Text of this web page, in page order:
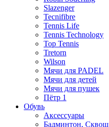
Slazenger
Tecnifibre
Tennis Life
Tennis Technology
Top Tennis
Tretorn
Wilson
Мячи для PADEL
Мячи для детей
Мячи для пушек
Пётр 1
Обувь
Аксессуары
Бадминтон, Сквош